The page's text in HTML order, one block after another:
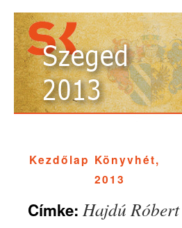
Kezdőlap Könyvhét,
2013
Címke: Hajdú Róbert